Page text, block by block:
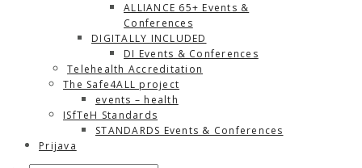
ALLIANCE 65+ Events &
Conferences
DIGITALLY INCLUDED
DI Events & Conferences
Telehealth Accreditation
The Safe4ALL project
events – health
ISfTeH Standards
STANDARDS Events & Conferences
Prijava